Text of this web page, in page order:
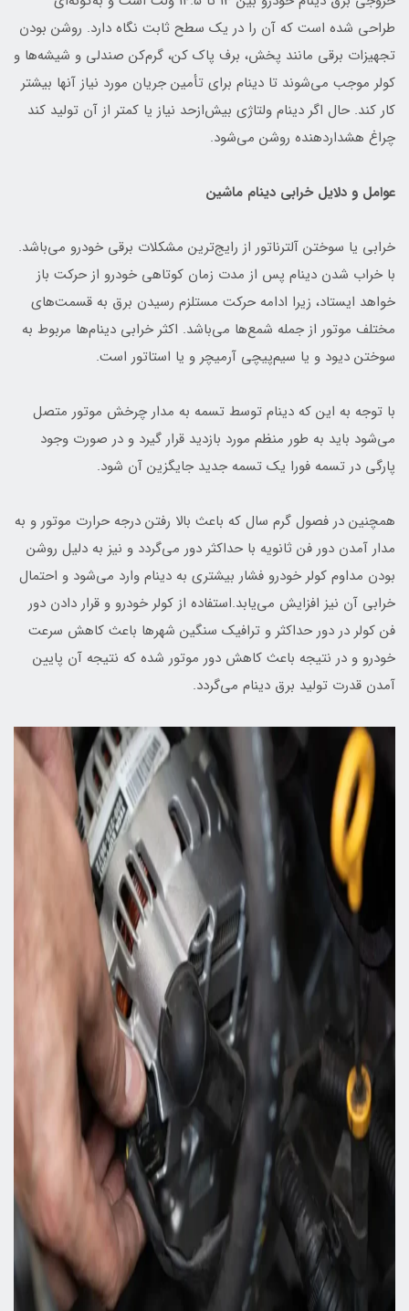
طراحی شده است که آن را در یک سطح ثابت نگاه دارد. روشن بودن
تجهیزات برقی مانند پخش، برف‌ پاک‌ کن، گرم‌کن صندلی و شیشه‌ها و
کولر موجب می‌شوند تا دینام برای تأمین جریان مورد نیاز آنها بیشتر
کار کند. حال اگر دینام ولتاژی بیش‌ازحد نیاز یا کمتر از آن تولید کند
چراغ هشداردهنده روشن می‌شود.
عوامل و دلایل خرابی دینام ماشین
خرابی یا سوختن آلترناتور از رایج‌ترین مشکلات برقی خودرو می‌باشد.
با خراب شدن دینام پس از مدت زمان کوتاهی خودرو از حرکت باز
خواهد ایستاد، زیرا ادامه حرکت مستلزم رسیدن برق به قسمت‌های
مختلف موتور از جمله شمع‌ها می‌باشد. اکثر خرابی دینام‌ها مربوط به
سوختن دیود و یا سیم‌پیچی آرمیچر و یا استاتور است.
با توجه به این که دینام توسط تسمه به مدار چرخش موتور متصل
می‌شود باید به طور منظم مورد بازدید قرار گیرد و در صورت وجود
پارگی در تسمه فورا یک تسمه جدید جایگزین آن شود.
همچنین در فصول گرم سال که باعث بالا رفتن درجه حرارت موتور و به
مدار آمدن دور فن ثانویه با حداکثر دور می‌گردد و نیز به دلیل روشن
بودن مداوم کولر خودرو فشار بیشتری به دینام وارد می‌شود و احتمال
خرابی آن نیز افزایش می‌یابد.استفاده از کولر خودرو و قرار دادن دور
فن کولر در دور حداکثر و ترافیک سنگین شهرها باعث کاهش سرعت
خودرو و در نتیجه باعث کاهش دور موتور شده که نتیجه آن پایین
آمدن قدرت تولید برق دینام می‌گردد.